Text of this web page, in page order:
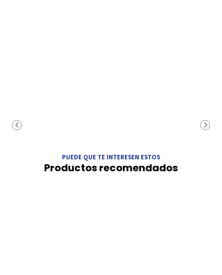
PUEDE QUE TE INTERESEN ESTOS
Productos recomendados